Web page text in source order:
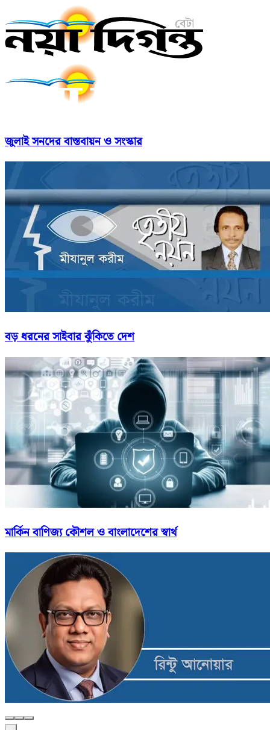
জুলাই সনদের বাস্তবায়ন ও সংস্কার
বড় ধরনের সাইবার ঝুঁকিতে দেশ
মার্কিন বাণিজ্য কৌশল ও বাংলাদেশের স্বার্থ